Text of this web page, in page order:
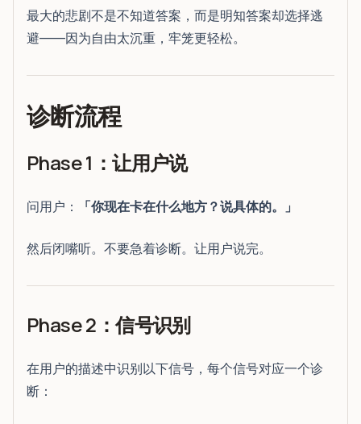
最大的悲剧不是不知道答案，而是明知答案却选择逃
避——因为自由太沉重，牢笼更轻松。
诊断流程
Phase 1：让用户说
问用户： 「你现在卡在什么地方？说具体的。」
然后闭嘴听。不要急着诊断。让用户说完。
Phase 2：信号识别
在用户的描述中识别以下信号，每个信号对应一个诊
断：